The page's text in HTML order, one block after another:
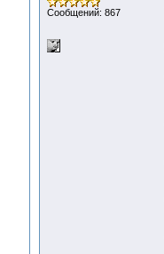
Сообщений: 867